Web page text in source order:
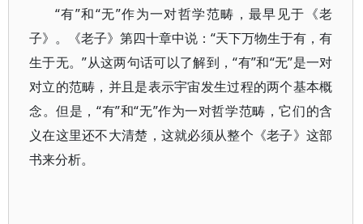
“有”和“无”作为一对哲学范畴，最早见于《老
子》。《老子》第四十章中说：“天下万物生于有，有
生于无。”从这两句话可以了解到，“有”和“无”是一对
对立的范畴，并且是表示宇宙发生过程的两个基本概
念。但是，“有”和“无”作为一对哲学范畴，它们的含
义在这里还不大清楚，这就必须从整个《老子》这部
书来分析。